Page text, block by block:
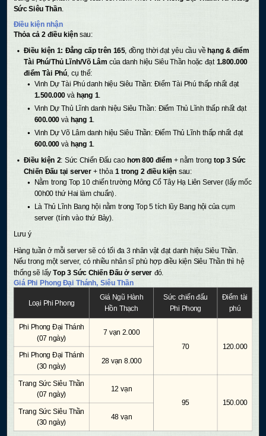
Sức Siêu Thần.
Điều kiện nhận
Thỏa cả 2 điều kiệnsau:
Điều kiện 1: Đẳng cấp trên 165, đồng thời đạt yêu cầu về hạng & điểm
Tài Phú/Thủ Lĩnh/Võ Lâm của danh hiệu Siêu Thần hoặc đạt 1.800.000
điểm Tài Phú , cụ thể:
Vinh Dự Tài Phú danh hiệu Siêu Thần: Điểm Tài Phú thấp nhất đạt
1.500.000và hạng 1
Vinh Dự Thủ Lĩnh danh hiệu Siêu Thần: Điểm Thủ Lĩnh thấp nhất đạt
600.000và hạng 1
Vinh Dự Võ Lâm danh hiệu Siêu Thần: Điểm Thủ Lĩnh thấp nhất đạt
600.000và hạng 1
Điều kiện 2: Sức Chiến Đấu cao hơn 800 điểm + nằm trong top 3 Sức
Chiến Đấu tại server+ thỏa 1 trong 2 điều kiện sau:
Nằm trong Top 10 chiến trường Mông Cổ Tây Hạ Liên Server (lấy mốc
00h00 thứ Hai làm chuẩn).
Là Thủ Lĩnh Bang hội nằm trong Top 5 tích lũy Bang hội của cụm
server (tính vào thứ Bảy).
Lưu ý
Hàng tuần ở mỗi server sẽ có tối đa 3 nhân vật đạt danh hiệu Siêu Thần.
Nếu trong một server, có nhiều nhân sĩ phù hợp điều kiện Siêu Thần thì hệ
thống sẽ lấyTop 3 Sức Chiến Đấu ở server đó.
Giá Phi Phong Đại Thánh, Siêu Thần
Loại Phi Phong
Giá Ngũ Hành
Hồn Thạch
Sức chiến đấu
Phi Phong
Điểm tài
phú
Phi Phong Đại Thánh
(07 ngày)
7 vạn 2.000
70
120.000
Phi Phong Đại Thánh
(30 ngày)
28 vạn 8.000
Trang Sức Siêu Thần
(07 ngày)
12 vạn
95
150.000
Trang Sức Siêu Thần
(30 ngày)
48 vạn